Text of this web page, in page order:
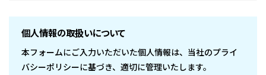
個人情報の取扱いについて
本フォームにご入力いただいた個人情報は、当社のプライ
バシーポリシーに基づき、適切に管理いたします。